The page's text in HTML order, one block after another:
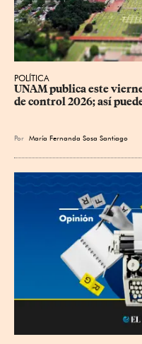
POLÍTICA
UNAM publica este
de control 2026; así
Por María Fernanda Sosa Santiago